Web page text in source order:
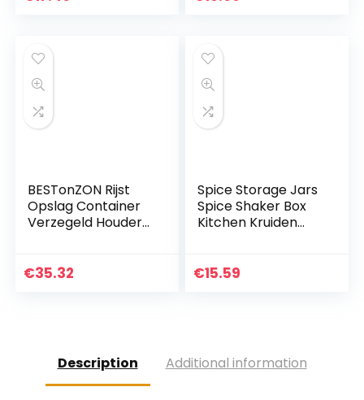
BESTonZON Rijst
Opslag Container
Verzegeld Houder
Meel Granen Suiker
€35.32
Spice Storage Jars
Spice Shaker Box
Kitchen Kruiden
Creating
€15.59
Description Additional information